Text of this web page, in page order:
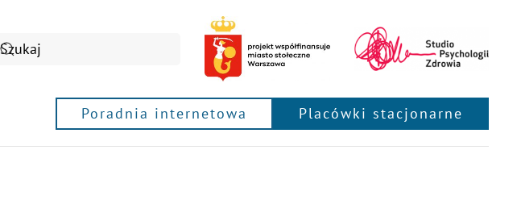
Poradnia internetowa Placówki stacjonarne